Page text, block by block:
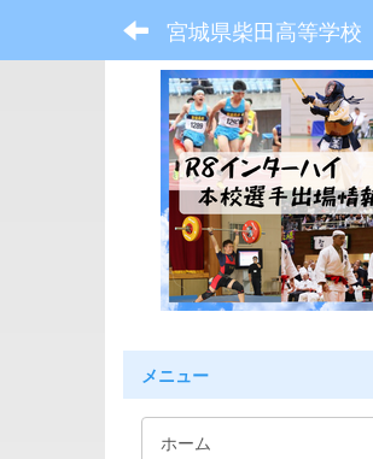
宮城県柴田高等学校
メニュー
ホーム